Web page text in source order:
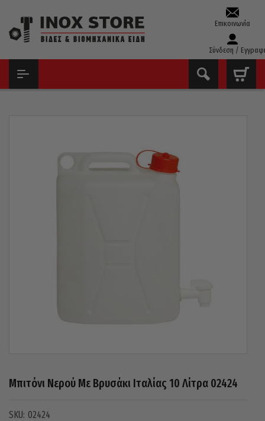
Επικοινωνία
Σύνδεση /
Μπιτόνι Νερού Με Βρυσάκι Ιταλίας 10 Λίτρα 02424
02424